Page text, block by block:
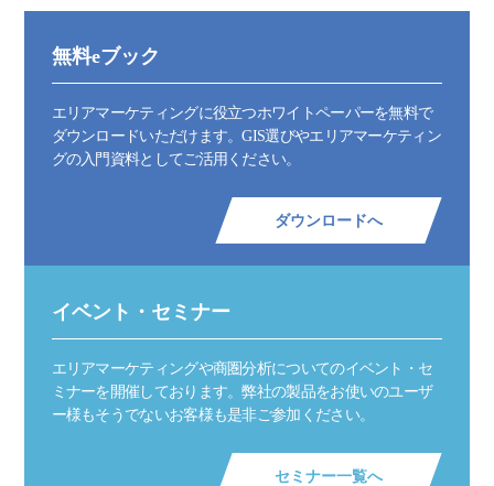
無料eブック
エリアマーケティングに役立つホワイトペーパーを無料で
ダウンロードいただけます。GIS選びやエリアマーケティン
グの入門資料としてご活用ください。
ダウンロードへ
イベント・セミナー
エリアマーケティングや商圏分析についてのイベント・セ
ミナーを開催しております。弊社の製品をお使いのユーザ
ー様もそうでないお客様も是非ご参加ください。
セミナー一覧へ